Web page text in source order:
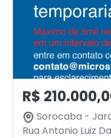
R$
Sorocaba -
Rua Antonio Luiz